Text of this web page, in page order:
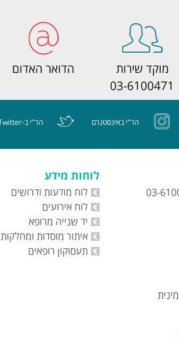
מוקד שירות
03-6100471
הדואר האדום
הר"י באינסטגרם הר"י ב-Twitter
לוחות מידע
לוח מודעות ודרושים
לוח אירועים
יד שנייה מרופא
איתור מוסדות ומחלקות
תעסוקון רופאים